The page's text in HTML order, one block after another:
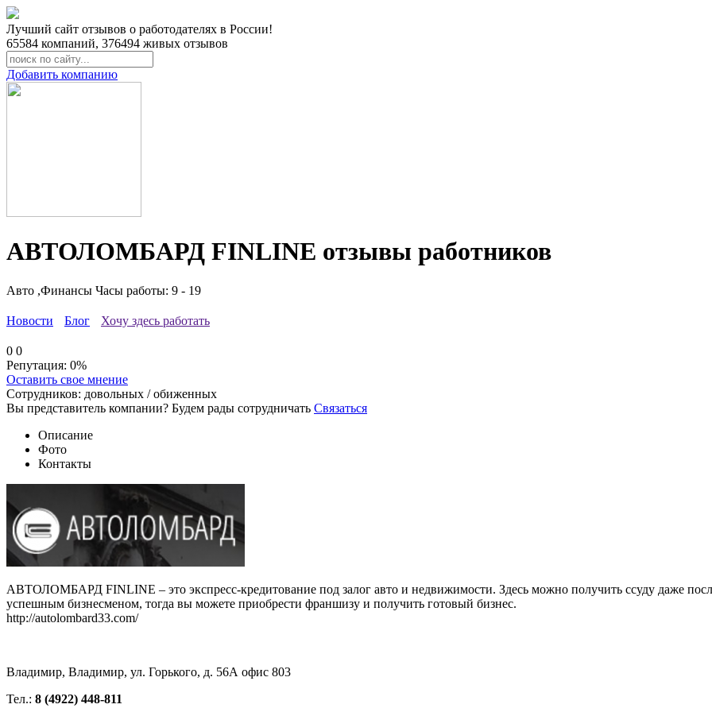
Лучший сайт отзывов о работодателях в России!
65584 компаний, 376494 живых отзывов
Добавить компанию
АВТОЛОМБАРД FINLINE отзывы работников
Авто ,Финансы Часы работы: 9 - 19
Новости Блог Хочу здесь работать
0 0
Репутация: 0%
Оставить свое мнение
Сотрудников: довольных /обиженных
Вы представитель компании? Будем рады сотрудничать Связаться
Описание
Фото
Контакты
АВТОЛОМБАРД FINLINE – это экспресс-кредитование под залог авто и недвижимости. Здесь можно получить ссуду даже
успешным бизнесменом, тогда вы можете приобрести франшизу и получить готовый бизнес.
http://autolombard33.com/
Владимир, Владимир, ул. Горького, д. 56А офис 803
Тел.: 8 (4922) 448-811